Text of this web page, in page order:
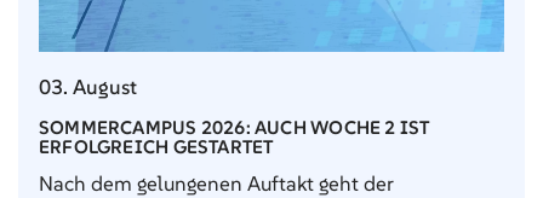
03. August
SOMMERCAMPUS 2026: AUCH WOCHE 2 IST
ERFOLGREICH GESTARTET
Nach dem gelungenen Auftakt geht der